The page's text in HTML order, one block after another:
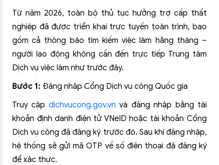
Từ năm 2026, toàn bộ thủ tục hưởng trợ cấp thất
nghiệp đã được triển khai trực tuyến toàn trình, bao
gồm cả thông báo tìm kiếm việc làm hằng tháng –
người lao động không cần đến trực tiếp Trung tâm
Dịch vụ việc làm như trước đây.
Bước 1: Đăng nhập Cổng Dịch vụ công Quốc gia
Truy cập dichvucong.gov.vn và đăng nhập bằng tài
khoản định danh điện tử VNeID hoặc tài khoản Cổng
Dịch vụ công đã đăng ký trước đó. Sau khi đăng nhập,
hệ thống sẽ gửi mã OTP về số điện thoại đã đăng ký
để xác thực.